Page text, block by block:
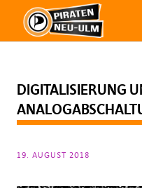
DIGITALISIERUNG
19. AUGUST 2018